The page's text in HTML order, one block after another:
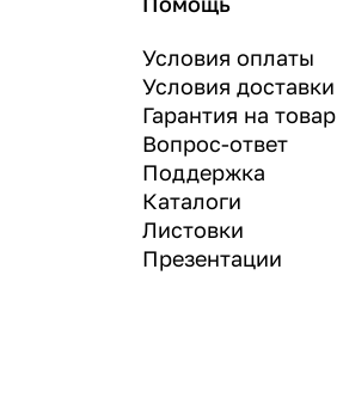
Условия оплаты
Условия доставки
Гарантия на товар
Вопрос-ответ
Поддержка
Каталоги
Листовки
Презентации